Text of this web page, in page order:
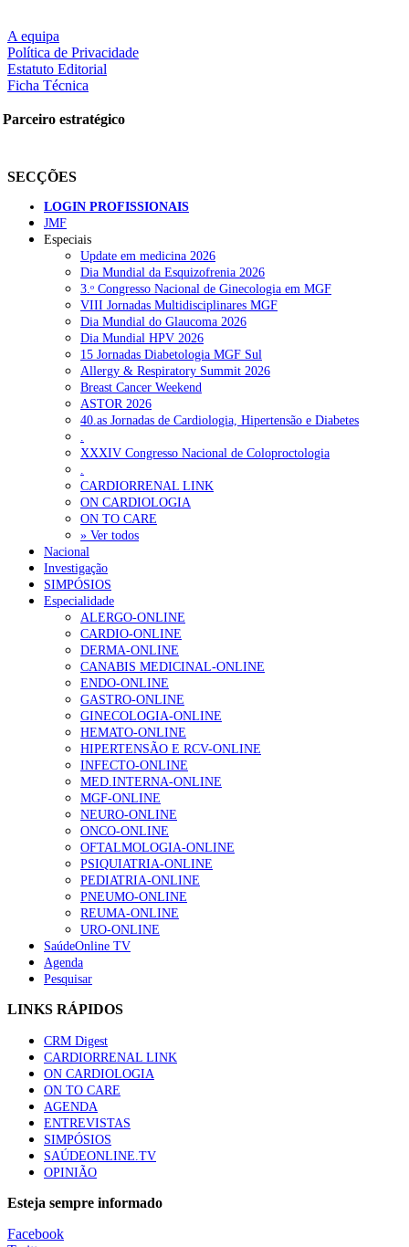
A equipa
Política de Privacidade
Estatuto Editorial
Ficha Técnica
Parceiro estratégico
SECÇÕES
LOGIN PROFISSIONAIS
JMF
Especiais
Update em medicina 2026
Dia Mundial da Esquizofrenia 2026
3.ᵒ Congresso Nacional de Ginecologia em MGF
VIII Jornadas Multidisciplinares MGF
Dia Mundial do Glaucoma 2026
Dia Mundial HPV 2026
15 Jornadas Diabetologia MGF Sul
Allergy & Respiratory Summit 2026
Breast Cancer Weekend
ASTOR 2026
40.as Jornadas de Cardiologia, Hipertensão e Diabetes
XXXIV Congresso Nacional de Coloproctologia
CARDIORRENAL LINK
ON CARDIOLOGIA
ON TO CARE
» Ver todos
Nacional
Investigação
SIMPÓSIOS
Especialidade
ALERGO-ONLINE
CARDIO-ONLINE
DERMA-ONLINE
CANABIS MEDICINAL-ONLINE
ENDO-ONLINE
GASTRO-ONLINE
GINECOLOGIA-ONLINE
HEMATO-ONLINE
HIPERTENSÃO E RCV-ONLINE
INFECTO-ONLINE
MED.INTERNA-ONLINE
MGF-ONLINE
NEURO-ONLINE
ONCO-ONLINE
OFTALMOLOGIA-ONLINE
PSIQUIATRIA-ONLINE
PEDIATRIA-ONLINE
PNEUMO-ONLINE
REUMA-ONLINE
URO-ONLINE
SaúdeOnline TV
Agenda
Pesquisar
LINKS RÁPIDOS
CRM Digest
CARDIORRENAL LINK
ON CARDIOLOGIA
ON TO CARE
AGENDA
ENTREVISTAS
SIMPÓSIOS
SAÚDEONLINE.TV
OPINIÃO
Esteja sempre informado
Facebook